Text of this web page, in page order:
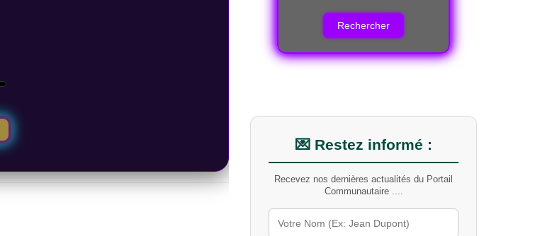
c
m
o
t
-
l
é
💌 Restez informé :
Recevez nos dernières actualités du Portail
Communautaire ....